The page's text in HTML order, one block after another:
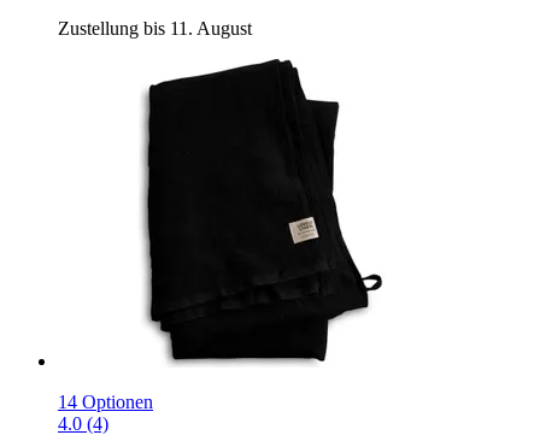
Zustellung bis 11. August
14 Optionen
4.0 (4)